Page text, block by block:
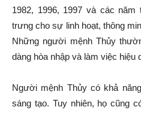
1982, 1996, 1997 và các
trưng cho sự linh hoạt, thông
Những người mệnh Thủy
dàng hòa nhập và làm việc hiệu
Người mệnh Thủy có khả
sáng tạo. Tuy nhiên, họ cũng